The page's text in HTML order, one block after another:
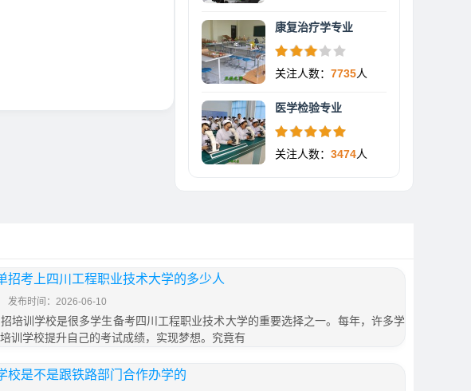
康复治疗学专业
关注人数： 7735人
医学检验专业
关注人数： 3474人
招考上四川工程职业技术大学的多少人
发布时间：2026-06-10
培训学校是很多学生备考四川工程职业技术大学的重要选择之一。每年，许多学
训学校提升自己的考试成绩，实现梦想。究竟有
校是不是跟铁路部门合作办学的